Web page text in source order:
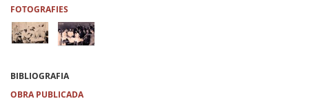
FOTOGRAFIES
BIBLIOGRAFIA
OBRA PUBLICADA